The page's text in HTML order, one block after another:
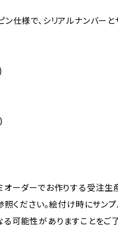
仕様で、シリアルナンバーと
オーダーでお作りする受注生
ください。絵付け時にサン
可能性がありますことをご